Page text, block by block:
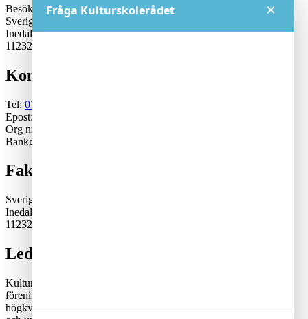
Besöksadress:
Sveriges Kulturskoleråd
Inedalsgatan 15
11232 Stockholm
Kontakt
Tel: 070-671 79 46
Epost:
Org nr: 802402-2561
Bankgiro:5553-1339
Fakturaadress
Sveriges Kulturskoleråd
Inedalsgatan 15
11232 Stockholm
Lediga tjänster
Kulturskolerådet är en ideell, partipolitiskt och fackligt obunden
förening där kommuner samverkar för en tillgänglig och
högkvalitativ kulturskoleverksamhet. Rådets vision är att alla barn
Fråga Kulturskolerådet ×